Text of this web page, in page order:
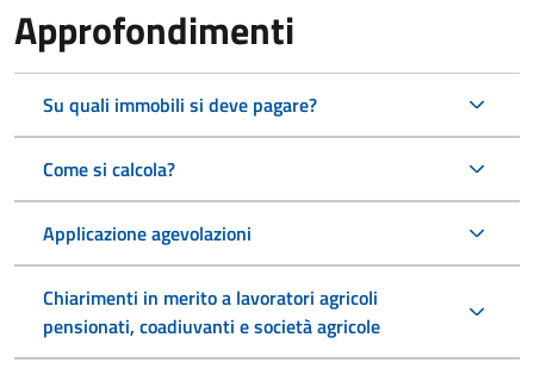
Approfondimenti
Su quali immobili si deve pagare?
Come si calcola?
Applicazione agevolazioni
Chiarimenti in merito a lavoratori agricoli
pensionati, coadiuvanti e società agricole